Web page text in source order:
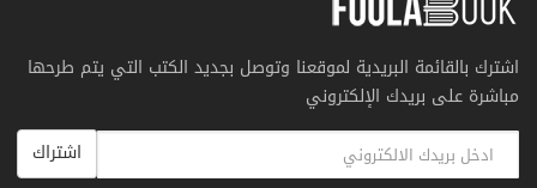
اشترك بالقائمة البريدية لموقعنا وتوصل بجديد الكتب التي يتم طرحها
مباشرة على بريدك الإلكتروني
اشتراك